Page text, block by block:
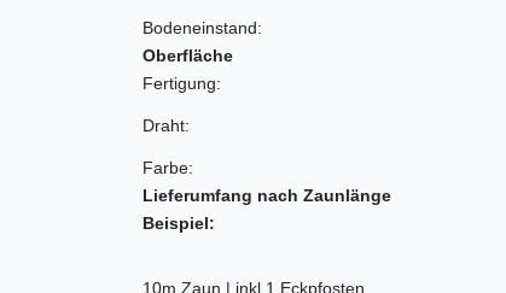
Bodeneinstand:
Oberfläche
Fertigung:
Draht:
Farbe:
Lieferumfang nach Zaunlänge
Beispiel:
10m Zaun | inkl 1 Eckpfosten